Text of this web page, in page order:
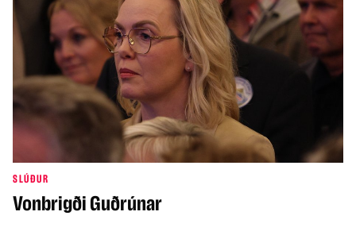
SLÚÐUR
Vonbrigði Guðrúnar